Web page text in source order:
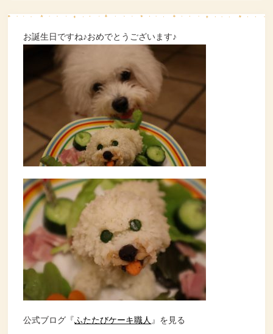
お誕生日ですね♪おめでとうございます♪
公式ブログ『ふたたびケーキ職人 』を見る